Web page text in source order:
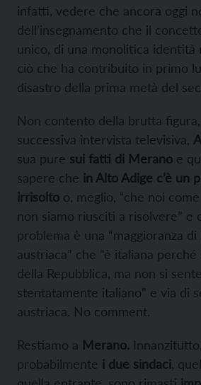
infatti, vedere che ancora oggi
dell’insegnamento che il
unico, di una monolitica identità
ciò che ha contribuito in primo
disastro della prima metà del
Non contento della brutta
successiva intervista televisiva,
sua pure sui fatti di Merano e
sapere che in Alto Adige c’è un
irrisolto o, meglio, “che noi
non siamo riusciti a risolvere” e
problema è una “maggioranza di
austriaca” che “è italiana
della Repubblica, ma non si
stentatamente italiano” e via di
austriaca. No comment.
Restiamo a Merano.
probabilmente i due sindaci ,